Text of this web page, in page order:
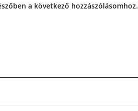
a következő hozzászólásomhoz.